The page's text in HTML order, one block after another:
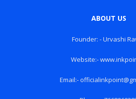
ABOUT US
Founder: - Urvashi
Website:-
Email:-